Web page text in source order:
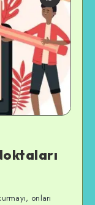
onları